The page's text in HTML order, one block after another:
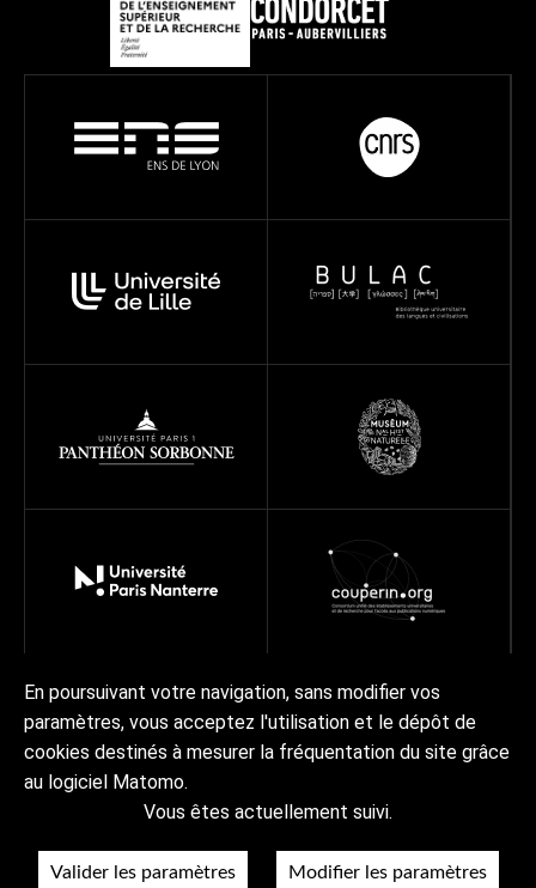
À proposProgrammesRéseauProjets Ressources
Actualités | AgendaContact Collex-Persée
En poursuivant votre navigation, sans modifier vos
paramètres, vous acceptez l'utilisation et le dépôt de
cookies destinés à mesurer la fréquentation du site grâce
au logiciel Matomo.
Vous êtes actuellement suivi.
Valider les paramètres Modifier les paramètres